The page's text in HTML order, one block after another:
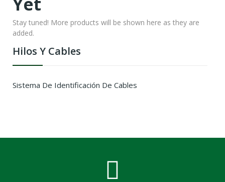
Hilos Y Cables
Sistema De Identificación De Cables
Stay tuned! More products will be shown here as they are
added.